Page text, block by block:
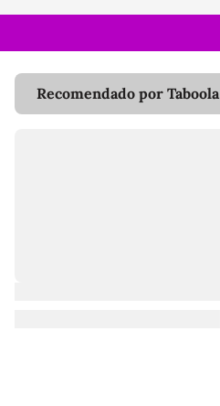
Recomendado por Taboola